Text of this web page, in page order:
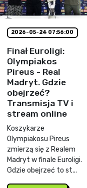
2026-05-24 07:56:00
Finał Euroligi:
Olympiakos
Pireus - Real
Madryt. Gdzie
obejrzeć?
Transmisja TV i
stream online
Koszykarze
Olympiakosu Pireus
zmierzą się z Realem
Madryt w finale Euroligi.
Gdzie obejrzeć to st...